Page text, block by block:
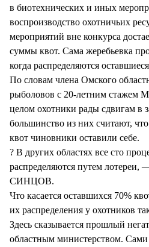
в биотехнических и иных
воспроизводство охотничьих
мероприятий вне конкурса
суммы квот. Сама жеребьевка
когда распределяются
По словам члена Омского
рыболовов с 20-летним
целом охотники рады сдвигам в
большинство из них считают,
квот чиновники оставили себе.
? В других областях все сто
распределяются путем лотереи,
СИНЦОВ.
Что касается оставшихся 70%
их распределения у охотников
Здесь сказывается прошлый
областным министерством.